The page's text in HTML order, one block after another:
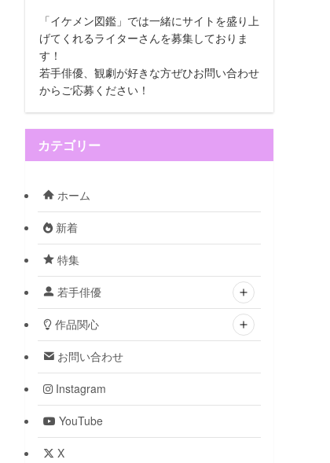
「イケメン図鑑」では一緒にサイトを盛り上
げてくれるライターさんを募集しておりま
す！
若手俳優、観劇が好きな方ぜひお問い合わせ
からご応募ください！
カテゴリー
ホーム
新着
特集
若手俳優
作品関心
お問い合わせ
Instagram
YouTube
X